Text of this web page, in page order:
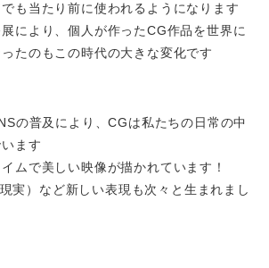
も当たり前に使われるようになります
により、個人が作ったCG作品を世界に
たのもこの時代の大きな変化です
の普及により、CGは私たちの日常の中
ます
ムで美しい映像が描かれています！
実）など新しい表現も次々と生まれまし